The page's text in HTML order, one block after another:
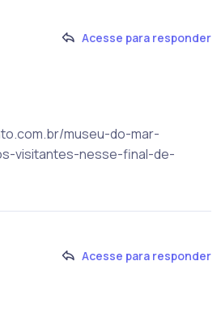
Acesse para responder
museu-do-mar-
visitantes-nesse-final-de-
Acesse para responder